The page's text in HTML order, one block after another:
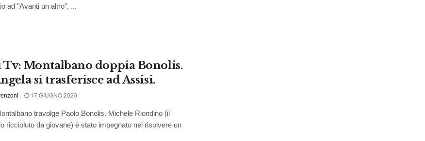
ad "Avanti un altro", ...
Tv: Montalbano doppia Bonolis.
si trasferisce ad Assisi.
17 GIUGNO 2020
travolge Paolo Bonolis. Michele Riondino (il
riccioluto da giovane) è stato impegnato nel risolvere un